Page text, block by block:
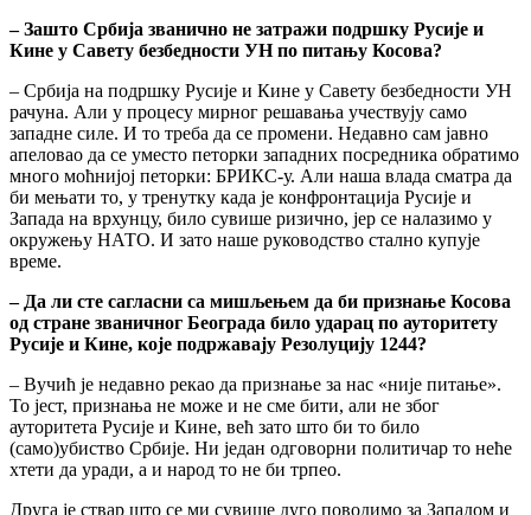
– Зашто Србија званично не затражи подршку Русије и
Кине у Савету безбедности УН по питању Косова?
– Србија на подршку Русије и Кине у Савету безбедности УН
рачуна. Али у процесу мирног решавања учествују само
западне силе. И то треба да се промени. Недавно сам јавно
апеловао да се уместо петорки западних посредника обратимо
много моћнијој петорки: БРИКС-у. Али наша влада сматра да
би мењати то, у тренутку када је конфронтација Русије и
Запада на врхунцу, било сувише ризично, јер се налазимо у
окружењу НАТО. И зато наше руководство стално купује
време.
– Да ли сте сагласни са мишљењем да би признање Косова
од стране званичног Београда било ударац по ауторитету
Русије и Кине, које подржавају Резолуцију 1244?
– Вучић је недавно рекао да признање за нас «није питање».
То јест, признања не може и не сме бити, али не због
ауторитета Русије и Кине, већ зато што би то било
(само)убиство Србије. Ни један одговорни политичар то неће
хтети да уради, а и народ то не би трпео.
Друга је ствар што се ми сувише дуго поводимо за Западом и